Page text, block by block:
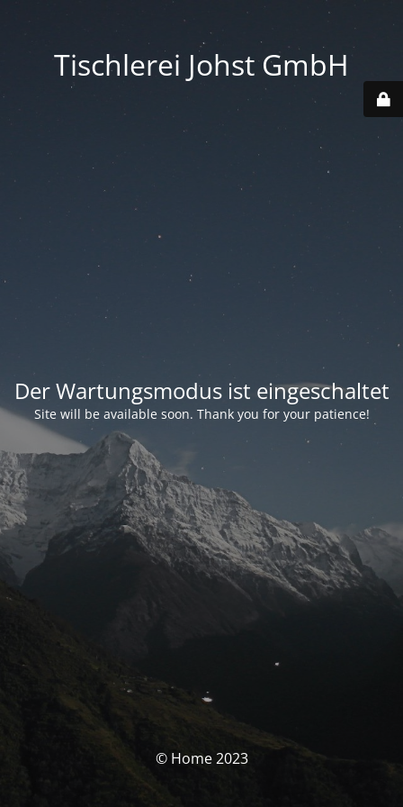
Tischlerei Johst GmbH
Der Wartungsmodus ist eingeschaltet
Site will be available soon. Thank you for your patience!
© Home 2023